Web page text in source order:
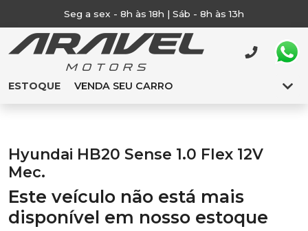
Seg a sex - 8h às 18h | Sáb - 8h às 13h
ESTOQUE VENDA SEU CARRO
Hyundai HB20 Sense 1.0 Flex 12V
Mec.
Este veículo não está mais
disponível em nosso estoque